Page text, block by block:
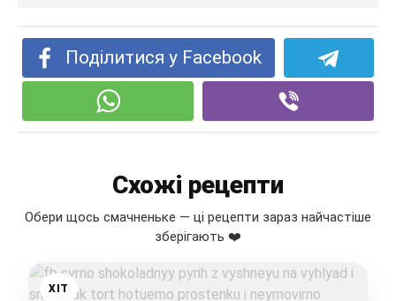
Поділитися у Facebook
Схожі рецепти
Обери щось смачненьке — ці рецепти зараз найчастіше
зберігають ❤️
ХІТ